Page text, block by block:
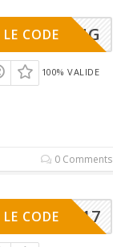
STELLING
CODE
100% VALIDE
0 Comments
30ZON17
CODE